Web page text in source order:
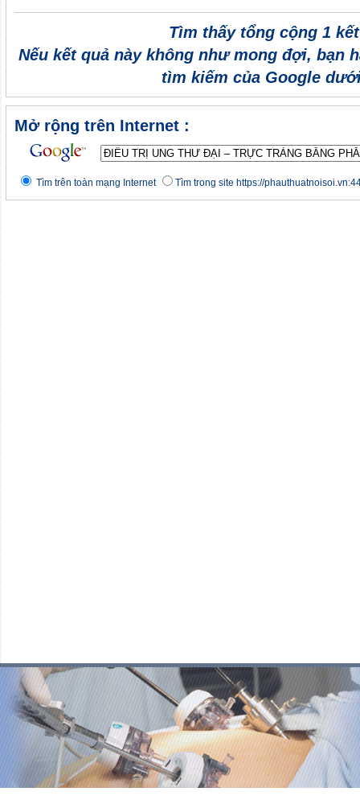
Tìm thấy tổng cộng 1
Nếu kết quả này không như mong đợi, bạn
tìm kiếm của Google
Mở rộng trên Internet :
Tìm trên toàn mạng Internet Tìm trong site https://